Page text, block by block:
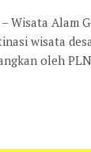
– Wisata Alam
wisata
oleh